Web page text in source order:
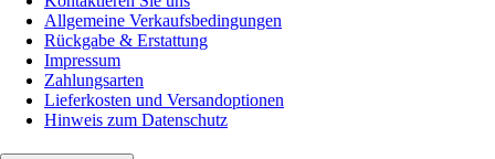
Allgemeine Verkaufsbedingungen
Rückgabe & Erstattung
Impressum
Zahlungsarten
Lieferkosten und Versandoptionen
Hinweis zum Datenschutz